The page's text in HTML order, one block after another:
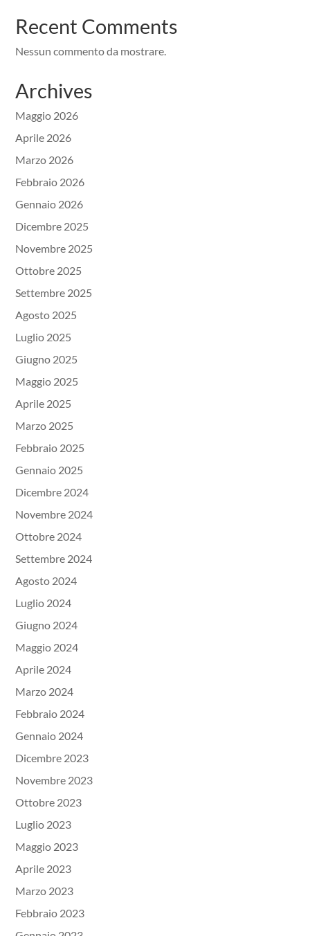
Recent Comments
Nessun commento da mostrare.
Archives
Maggio 2026
Aprile 2026
Marzo 2026
Febbraio 2026
Gennaio 2026
Dicembre 2025
Novembre 2025
Ottobre 2025
Settembre 2025
Agosto 2025
Luglio 2025
Giugno 2025
Maggio 2025
Aprile 2025
Marzo 2025
Febbraio 2025
Gennaio 2025
Dicembre 2024
Novembre 2024
Ottobre 2024
Settembre 2024
Agosto 2024
Luglio 2024
Giugno 2024
Maggio 2024
Aprile 2024
Marzo 2024
Febbraio 2024
Gennaio 2024
Dicembre 2023
Novembre 2023
Ottobre 2023
Luglio 2023
Maggio 2023
Aprile 2023
Marzo 2023
Febbraio 2023